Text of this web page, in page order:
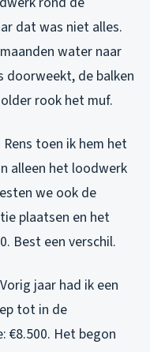
dat was niet alles.
water naar
doorweekt, de balken
rook het muf.
toen ik hem het
alleen het loodwerk
we ook de
plaatsen en het
Best een verschil.
jaar had ik een
tot in de
€8.500. Het begon